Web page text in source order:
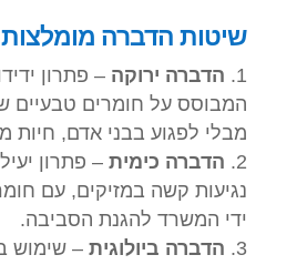
שיטות הדברה
הדברה ירוקה – פתרון
המבוסס על חומרים טבעיים
מבלי לפגוע בבני אדם, חיות
הדברה כימית– פתרון
נגיעות קשה במזיקים, עם
ידי המשרד להגנת הסביבה.
הדברה ביולוגית– שימוש